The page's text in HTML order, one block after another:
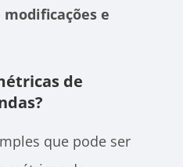
modificações e
de
que pode ser